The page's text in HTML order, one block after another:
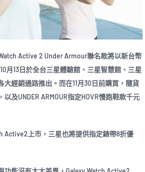
Active 2 Under Armour聯名款將以新台幣
月13日於全台三星體驗館、三星智慧館、三星
大經銷通路推出。而在11月30日前購買，隨貨
及UNDER ARMOUR指定HOVR慢跑鞋款千元
Active2上市，三星也將提供指定錶帶8折優